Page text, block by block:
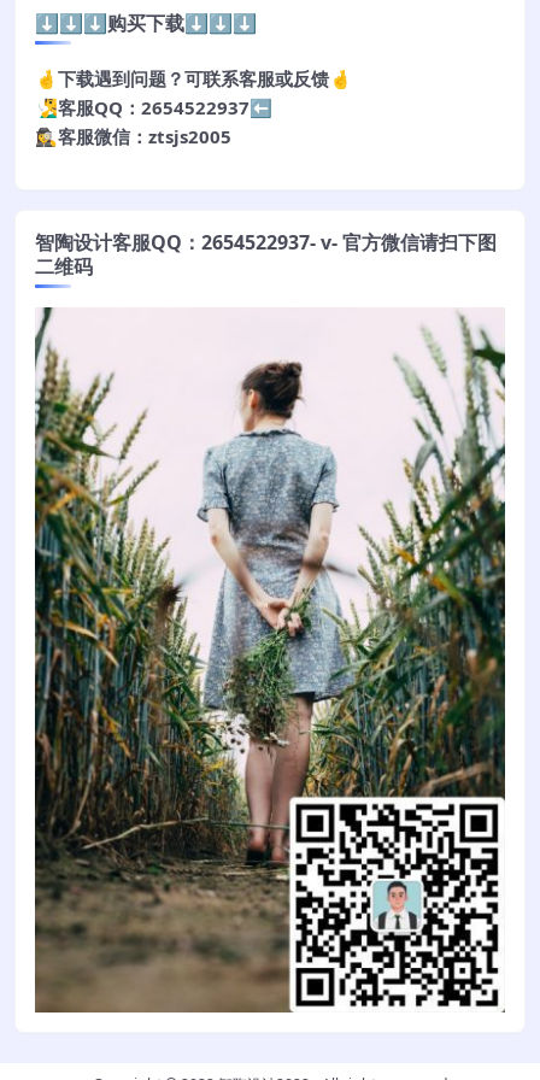
⬇️⬇️⬇️购买下载⬇️⬇️⬇️
🤞下载遇到问题？可联系客服或反馈🤞
🧏‍♂️客服QQ：2654522937⬅️
🕵️‍♀️客服微信：ztsjs2005
智陶设计客服QQ：2654522937- v- 官方微信请扫下图
二维码